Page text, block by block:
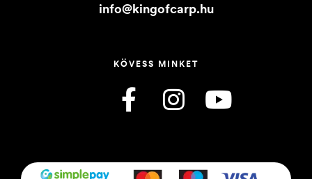
info@kingofcarp.hu
KÖVESS MINKET